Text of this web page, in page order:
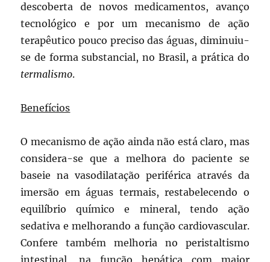
descoberta de novos medicamentos, avanço
tecnológico e por um mecanismo de ação
terapêutico pouco preciso das águas, diminuiu-
se de forma substancial, no Brasil, a prática do
termalismo.
Benefícios
O mecanismo de ação ainda não está claro, mas
considera-se que a melhora do paciente se
baseie na vasodilatação periférica através da
imersão em águas termais, restabelecendo o
equilíbrio químico e mineral, tendo ação
sedativa e melhorando a função cardiovascular.
Confere também melhoria no peristaltismo